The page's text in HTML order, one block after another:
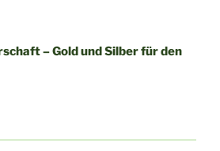
– Gold und Silber für den